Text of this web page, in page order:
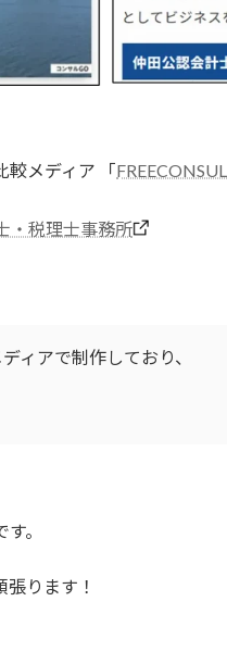
較メディア 「
・税理士事務所
ィアで制作しており、
。
ります！